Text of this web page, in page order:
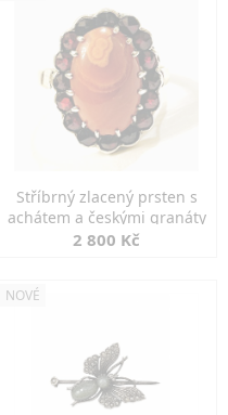
Stříbrný zlacený prsten s
achátem a českými granáty
2 800 Kč
NOVÉ